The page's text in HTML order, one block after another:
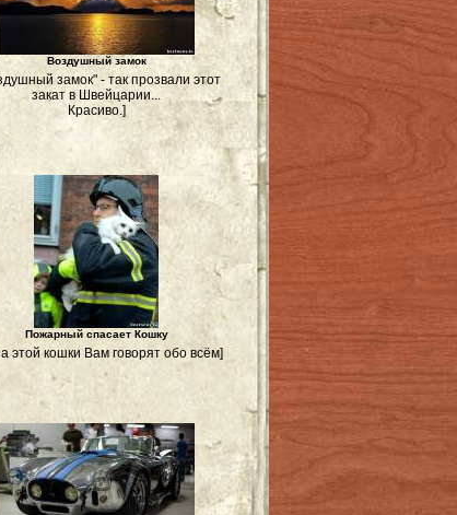
Воздушный замок
замок" - так прозвали этот
закат в Швейцарии...
Красиво.]
Пожарный спасает Кошку
этой кошки Вам говорят обо всём]